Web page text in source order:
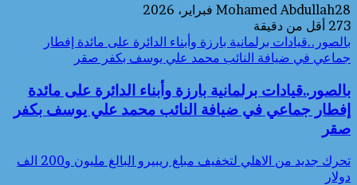
Mohamed Abdullah28 فبراير، 2026
273 أقل من دقيقة
بالصور..قيادات برلمانية بارزة وأبناء الدائرة على مائدة إفطار
جماعي في ضيافة النائب محمد علي يوسف بكفر صقر
بالصور..قيادات برلمانية بارزة وأبناء الدائرة على مائدة
إفطار جماعي في ضيافة النائب محمد علي يوسف بكفر
صقر
تحرك جديد من الاهلي لتخفيف مبلغ ريبيرو البالغ مليون و200 الف
دولار